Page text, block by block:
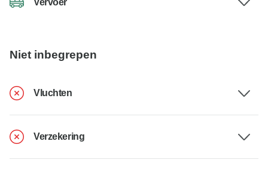
Vervoer
Niet inbegrepen
Vluchten
Verzekering